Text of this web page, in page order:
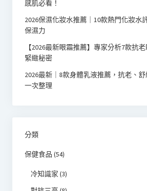
感肌必看！
2026保濕化妝水推薦｜10款熱門化妝水
保濕力
【2026最新眼霜推薦】專家分析7款抗
緊緻秘密
2026最新｜8款身體乳液推薦，抗老、
一次整理
分類
保健食品 (54)
冷知識家 (3)